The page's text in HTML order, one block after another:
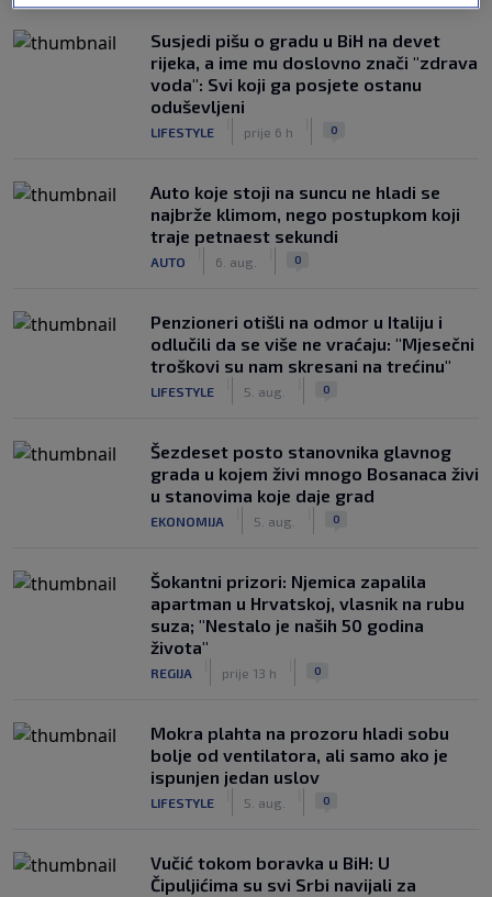
Susjedi pišu o gradu u BiH na devet
rijeka, a ime mu doslovno znači "zdrava
voda": Svi koji ga posjete ostanu
oduševljeni
LIFESTYLE prije 6 h 0
Auto koje stoji na suncu ne hladi se
najbrže klimom, nego postupkom koji
traje petnaest sekundi
AUTO 6. aug. 0
Penzioneri otišli na odmor u Italiju i
odlučili da se više ne vraćaju: "Mjesečni
troškovi su nam skresani na trećinu"
LIFESTYLE 5. aug. 0
Šezdeset posto stanovnika glavnog
grada u kojem živi mnogo Bosanaca živi
u stanovima koje daje grad
EKONOMIJA 5. aug. 0
Šokantni prizori: Njemica zapalila
apartman u Hrvatskoj, vlasnik na rubu
suza; "Nestalo je naših 50 godina
života"
REGIJA prije 13 h 0
Mokra plahta na prozoru hladi sobu
bolje od ventilatora, ali samo ako je
ispunjen jedan uslov
LIFESTYLE 5. aug. 0
Vučić tokom boravka u BiH: U
Čipuljićima su svi Srbi navijali za